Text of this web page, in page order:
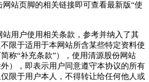
站页脚的相关链接即可查看最新版“使
用户使用相关条款，参考并纳入了其
限于适用于本网站所含某些特定资料使
称“补充条款”），使用清源股份网站
外），即表示用户同意遵守本协议的所有
限于用户本人，不得转让给任何他人或